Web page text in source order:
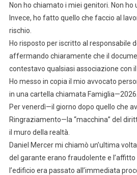
Non ho chiamato i miei genitori. Non ho
Invece, ho fatto quello che faccio al
rischio.
Ho risposto per iscritto al responsabile
affermando chiaramente che il
contestavo qualsiasi associazione con
Ho messo in copia il mio avvocato
in una cartella chiamata Famiglia—2026.
Per venerdì—il giorno dopo quello che
Ringraziamento—la “macchina” del
il muro della realtà.
Daniel Mercer mi chiamò un’ultima
del garante erano fraudolente e
l’edificio era passato all’immediata